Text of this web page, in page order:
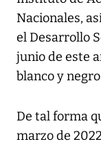
Nacionales,
el Desarrollo
junio de este
blanco y
De tal forma
marzo de